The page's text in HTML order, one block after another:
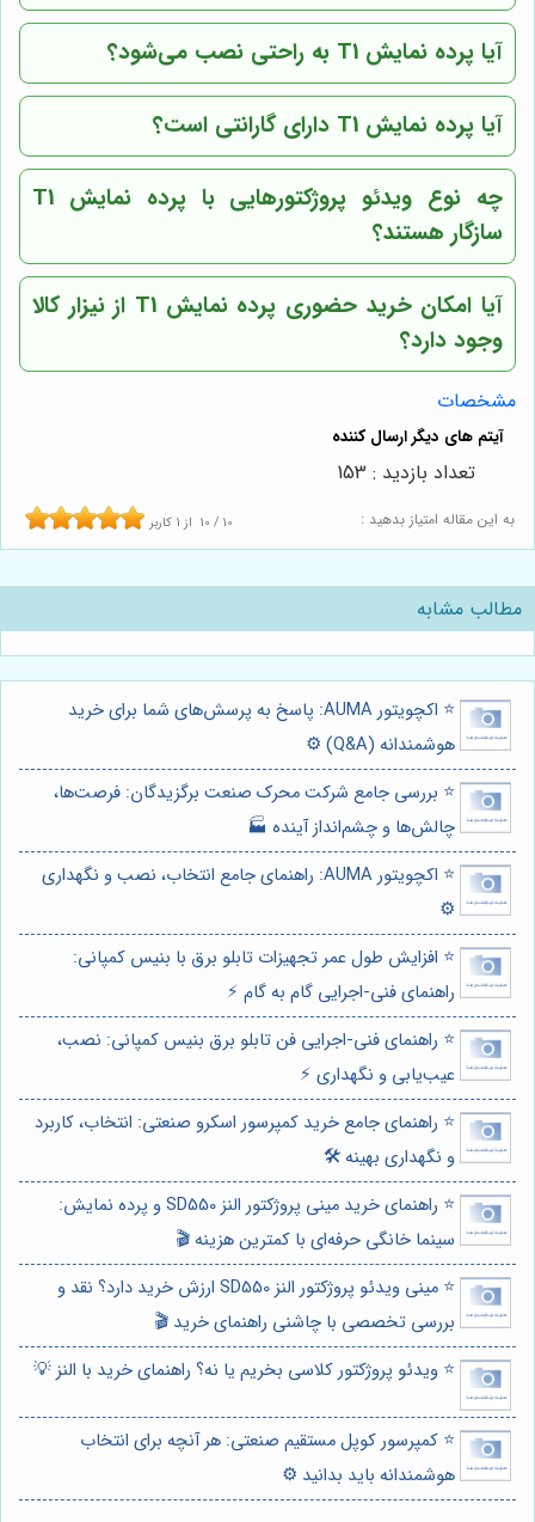
آیا پرده نمایش T1 به راحتی نصب می‌شود؟
آیا پرده نمایش T1 دارای گارانتی است؟
چه نوع ویدئو پروژکتورهایی با پرده نمایش T1
سازگار هستند؟
آیا امکان خرید حضوری پرده نمایش T1 از نیزار کالا
وجود دارد؟
مشخصات
به این مقاله امتیاز بدهید : 10 / 10 از 1 کاربر
تعداد بازدید : 153
مطالب مشابه
⭐️ اکچویتور AUMA: پاسخ به پرسش‌های شما برای خرید
هوشمندانه (Q&A) ⚙️
⭐️ بررسی جامع شرکت محرک صنعت برگزیدگان: فرصت‌ها،
چالش‌ها و چشم‌انداز آینده 🏭
⭐️ اکچویتور AUMA: راهنمای جامع انتخاب، نصب و نگهداری
⚙️
⭐️ افزایش طول عمر تجهیزات تابلو برق با بنیس کمپانی:
راهنمای فنی-اجرایی گام به گام ⚡️
⭐️ راهنمای فنی-اجرایی فن تابلو برق بنیس کمپانی: نصب،
عیب‌یابی و نگهداری ⚡️
⭐️ راهنمای جامع خرید کمپرسور اسکرو صنعتی: انتخاب، کاربرد
و نگهداری بهینه 🛠️
⭐️ راهنمای خرید مینی پروژکتور النز SD550 و پرده نمایش:
سینما خانگی حرفه‌ای با کمترین هزینه 🎬
⭐️ مینی ویدئو پروژکتور النز SD550 ارزش خرید دارد؟ نقد و
بررسی تخصصی با چاشنی راهنمای خرید 🎬
⭐️ ویدئو پروژکتور کلاسی بخریم یا نه؟ راهنمای خرید با النز 💡
⭐️ کمپرسور کوپل مستقیم صنعتی: هر آنچه برای انتخاب
هوشمندانه باید بدانید ⚙️